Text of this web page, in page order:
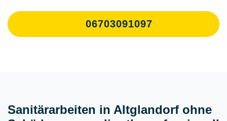
06703091097
Sanitärarbeiten in Altglandorf ohne